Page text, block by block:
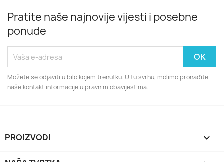
Pratite naše najnovije vijesti i posebne
ponude
Možete se odjaviti u bilo kojem trenutku. U tu svrhu, molimo pronađite
naše kontakt informacije u pravnim obavijestima.
PROIZVODI 